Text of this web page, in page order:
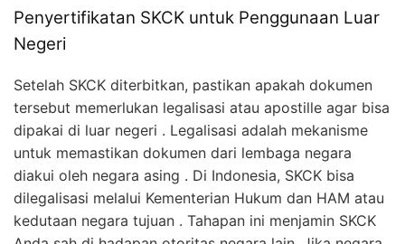
Penyertifikatan SKCK untuk Penggunaan Luar
Negeri
Setelah SKCK diterbitkan, pastikan apakah dokumen
tersebut memerlukan legalisasi atau apostille agar bisa
dipakai di luar negeri . Legalisasi adalah mekanisme
untuk memastikan dokumen dari lembaga negara
diakui oleh negara asing . Di Indonesia, SKCK bisa
dilegalisasi melalui Kementerian Hukum dan HAM atau
kedutaan negara tujuan . Tahapan ini menjamin SKCK